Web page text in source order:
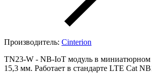
Производитель: Cinterion
TN23-W - NB-IoT модуль в миниатюрном
15,3 мм. Работает в стандарте LTE Cat